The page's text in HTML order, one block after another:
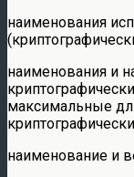
наименования
наименования и
максимальные
наименование и